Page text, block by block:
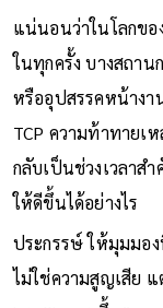
แน่นอนว่าในโลกขอ
ในทุกครั้ง บางสถา
หรืออุปสรรคหน้างา
TCP ความท้าทายเ
กลับเป็นช่วงเวลาส
ให้ดีขึ้นได้อย่างไร
ประกรรษ์ ให้มุมมอ
ไม่ใช่ความสูญเสีย